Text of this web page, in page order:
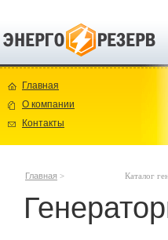
Главная
О компании
Контакты
Главная > Каталог